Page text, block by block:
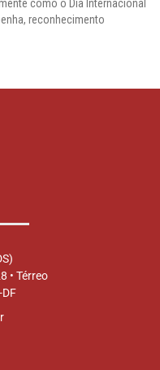
como o Dia Internacional
reconhecimento
• Térreo